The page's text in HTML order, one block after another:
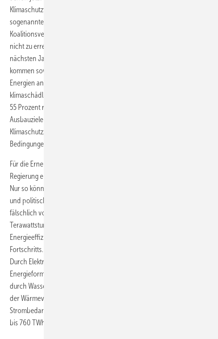
Klimaschutzversprechen der Bundesregierung, monierte Albers. Die
sogenannte schwarz-rote-Koalition aus CDU/CSU und SPD hatte im
Koalitionsvertrag eingeräumt, die deutschen Klimaschutzziele für 2020
nicht zu erreichen. Im Zeitraum bis 2030 will sie nun zu Anfang des
nächsten Jahrzehnts den Klimaschutzzielen für 2020 möglichst nahe
kommen sowie danach einen Anteil von 65 Prozent erneuerbarer
Energien an der Stromversorgung erreichen und die
klimaschädlichen Kohlendioxid-Emissionen im Vergleich zu 1990 um
55 Prozent reduzieren. Allerdings habe die Regierung weder bisherige
Ausbauziele bei erneuerbaren Energien ihren übergeordneten
Klimaschutzzielen angepasst, noch die Strombedarfsrechnung den
Bedingungen der Energiewende, warnte Albers.
Für die Erneuerbaren-Branche gehe es jetzt daher darum, mit der
Regierung eine Einigung über den künftigen Strombedarf zu erzielen.
Nur so könne der Ausbau der Erneuerbaren bis 2030 richtig beziffert
und politisch gesteuert werden. Noch immer gehe die Regierung
fälschlich vom Rückgang des Stromverbrauchs von 620 auf 520
Terawattstunden (TWh) aus. Sie setze einzig auf die zunehmende
Energieeffizienz dank des zu erwartenden technologischen
Fortschritts. Tatsächlich werde der Energiebedarf aber zunehmen.
Durch Elektromobilität, durch Umwandlung von Strom in andere
Energieformen in sogenannten Power-to-X-Anlagen sowie speziell
durch Wasserstoffproduktion werde Deutschland im Verkehr und in
der Wärmeversorgung den Erneuerbaren-Anteil erhöhen müssen. Der
Strombedarf werde daher laut Branchenerwartungen noch auf 740
bis 760 TWh steigen.